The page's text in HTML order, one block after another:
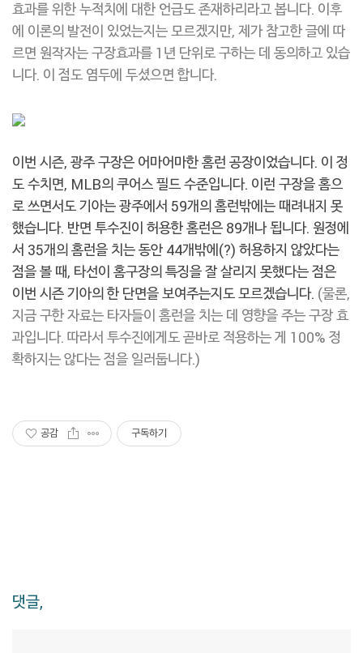
효과를 위한 누적치에 대한 언급도 존재하리라고 봅니다. 이후
에 이론의 발전이 있었는지는 모르겠지만, 제가 참고한 글에 따
르면 원작자는 구장효과를 1년 단위로 구하는 데 동의하고 있습
니다. 이 점도 염두에 두셨으면 합니다.
이번 시즌, 광주 구장은 어마어마한 홈런 공장이었습니다. 이 정
도 수치면, MLB의 쿠어스 필드 수준입니다. 이런 구장을 홈으
로 쓰면서도 기아는 광주에서 59개의 홈런밖에는 때려내지 못
했습니다. 반면 투수진이 허용한 홈런은 89개나 됩니다. 원정에
서 35개의 홈런을 치는 동안 44개밖에(?) 허용하지 않았다는
점을 볼 때, 타선이 홈구장의 특징을 잘 살리지 못했다는 점은
이번 시즌 기아의 한 단면을 보여주는지도 모르겠습니다. (물론,
지금 구한 자료는 타자들이 홈런을 치는 데 영향을 주는 구장 효
과입니다. 따라서 투수진에게도 곧바로 적용하는 게 100% 정
확하지는 않다는 점을 일러둡니다.)
공감 구독하기
댓글,